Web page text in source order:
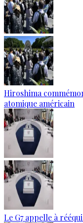
Hiroshima
atomique américain
Le G7 appelle à